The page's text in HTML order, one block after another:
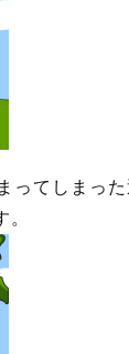
ってしまっ
。